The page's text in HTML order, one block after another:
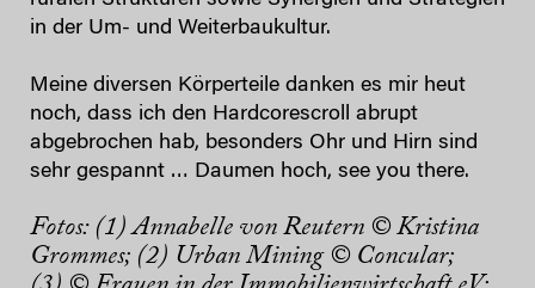
in der Um- und Weiterbaukultur.
Meine diversen Körperteile danken es mir heut
noch, dass ich den Hardcorescroll abrupt
abgebrochen hab, besonders Ohr und Hirn sind
sehr gespannt … Daumen hoch, see you there.
Fotos: (1) Annabelle von Reutern © Kristina
Grommes; (2) Urban Mining © Concular;